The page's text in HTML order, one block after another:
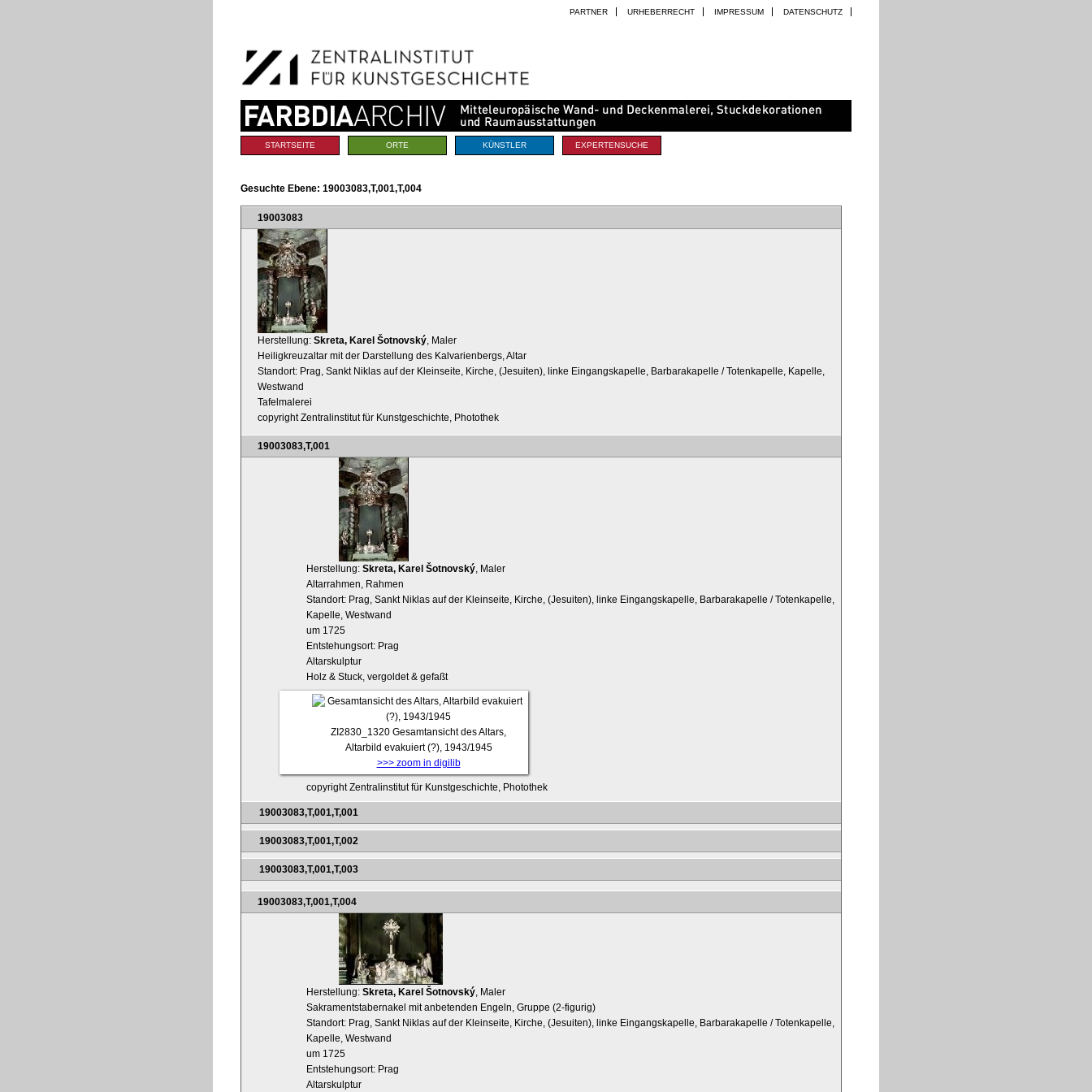
Navigation
PARTNER URHEBERRECHT IMPRESSUM DATENSCHUTZ
Sektionen
STARTSEITE ORTE KÜNSTLER EXPERTENSUCHE
Gesuchte Ebene: 19003083,T,001,T,004
19003083
Herstellung: Skreta, Karel Šotnovský , Maler
Heiligkreuzaltar mit der Darstellung des Kalvarienbergs, Altar
Standort: Prag, Sankt Niklas auf der Kleinseite, Kirche, (Jesuiten), linke Eingangskapelle, Barbarakapelle / Totenkapelle, Kapelle,
Westwand
Tafelmalerei
copyright Zentralinstitut für Kunstgeschichte, Photothek
19003083,T,001
Herstellung: Skreta, Karel Šotnovský, Maler
Altarrahmen, Rahmen
Standort: Prag, Sankt Niklas auf der Kleinseite, Kirche, (Jesuiten), linke Eingangskapelle, Barbarakapelle / Totenkapelle,
Kapelle, Westwand
um 1725
Entstehungsort: Prag
Altarskulptur
Holz & Stuck, vergoldet & gefaßt
ZI2830_1320 Gesamtansicht des Altars,
Altarbild evakuiert (?), 1943/1945
>>> zoom in digilib
copyright Zentralinstitut für Kunstgeschichte, Photothek
19003083,T,001,T,001
19003083,T,001,T,002
19003083,T,001,T,003
19003083,T,001,T,004
Herstellung: Skreta, Karel Šotnovský, Maler
Sakramentstabernakel mit anbetenden Engeln, Gruppe (2-figurig)
Standort: Prag, Sankt Niklas auf der Kleinseite, Kirche, (Jesuiten), linke Eingangskapelle, Barbarakapelle / Totenkapelle,
Kapelle, Westwand
um 1725
Entstehungsort: Prag
Altarskulptur